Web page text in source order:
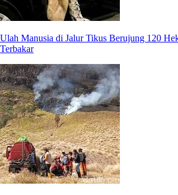
Ulah Manusia di Jalur Tikus Berujung 120
Terbakar